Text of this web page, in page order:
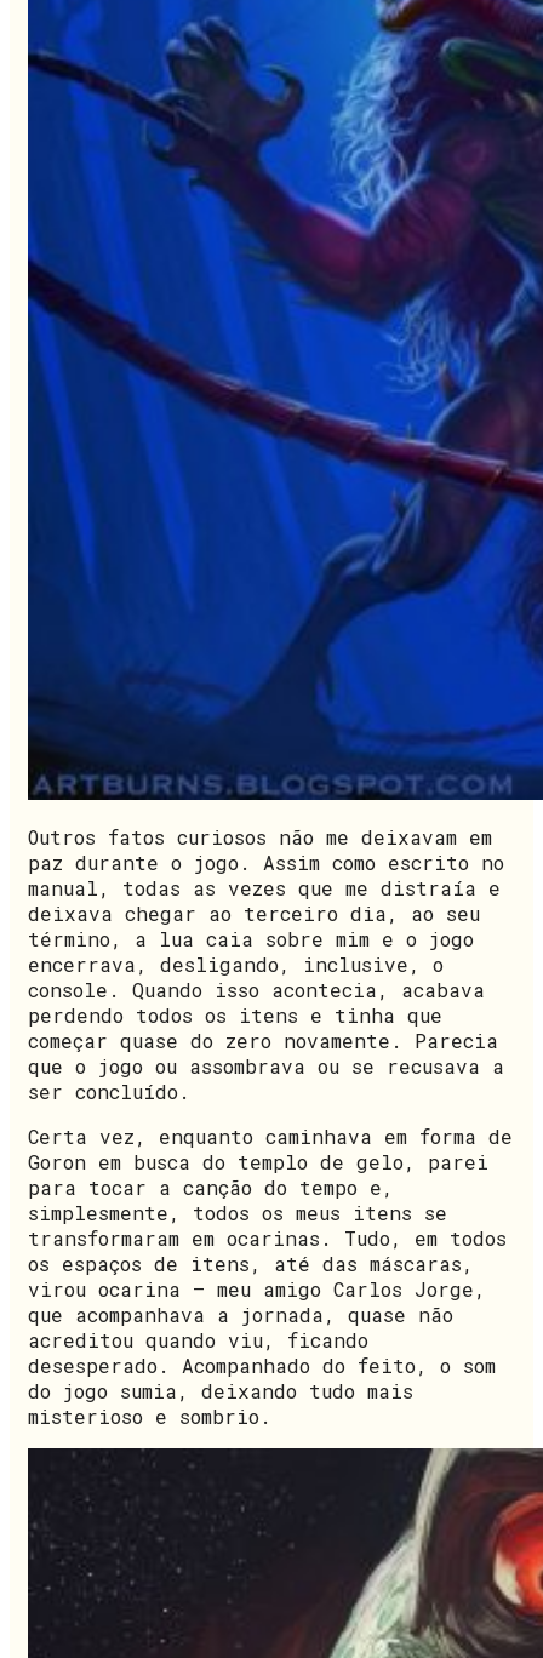
Outros fatos curiosos não me deixavam em
paz durante o jogo. Assim como escrito no
manual, todas as vezes que me distraía e
deixava chegar ao terceiro dia, ao seu
término, a lua caia sobre mim e o jogo
encerrava, desligando, inclusive, o
console. Quando isso acontecia, acabava
perdendo todos os itens e tinha que
começar quase do zero novamente. Parecia
que o jogo ou assombrava ou se recusava a
ser concluído.
Certa vez, enquanto caminhava em forma de
Goron em busca do templo de gelo, parei
para tocar a canção do tempo e,
simplesmente, todos os meus itens se
transformaram em ocarinas. Tudo, em todos
os espaços de itens, até das máscaras,
virou ocarina — meu amigo Carlos Jorge,
que acompanhava a jornada, quase não
acreditou quando viu, ficando
desesperado. Acompanhado do feito, o som
do jogo sumia, deixando tudo mais
misterioso e sombrio.